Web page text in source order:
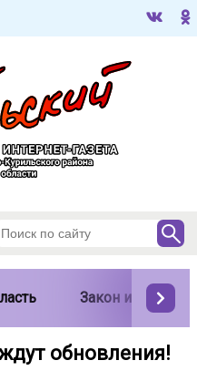
Закон и порядок
обновления!